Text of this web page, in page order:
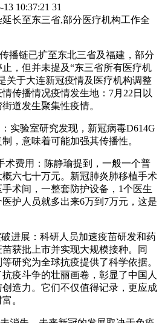
13 10:37:21 31
延长至东三省,部分医疗机构工作全
播链已扩至东北三省及福建，部分
，但并未提及“东三省所有医疗机
关于大连新冠疫情及医疗机构调整
传播情况疫情发生地：7月22日以
道发生聚集性疫情。
实验室研究发现，新冠病毒D614G
，意味着可能加强其传播性。
术费用：陈静瑜提到，一般一个普
六七十万元。新冠肺炎肺移植手术
术间，一整套防护设备，1个医生
护人员就多出来6万到7万元，这是
进展：科研人员加速疫苗研发和药
获批上市并实现大规模接种。同
研究为全球抗疫提供了科学依据。
疫斗争的壮丽画卷，彰显了中国人
造力。它们不仅值得记录，更应成
。